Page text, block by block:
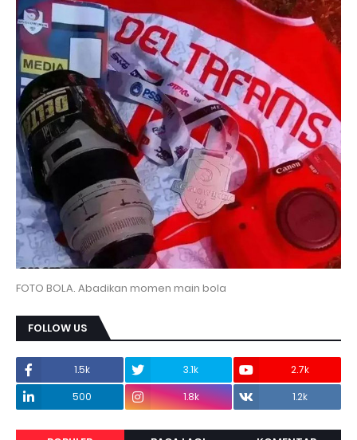
FOTO BOLA. Abadikan momen main bola
FOLLOW US
1.5k 3.1k
2.7k
500
1.8k 1.2k